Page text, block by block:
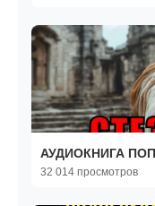
АУДИОКНИГА
32 014 просмотров